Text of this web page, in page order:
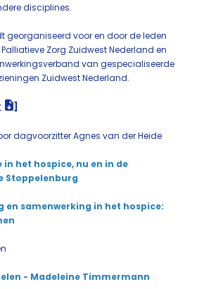
disciplines.
georganiseerd voor en door de leden
Zorg Zuidwest Nederland en
van gespecialiseerde
Zuidwest Nederland.
]
dagvoorzitter Agnes van der Heide
het hospice, nu en in de
Stoppelenburg
en samenwerking in het hospice:
- Madeleine Timmermann